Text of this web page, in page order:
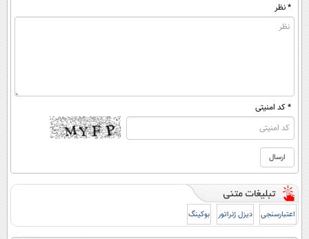
* نظر
* کد امنیتی
اعتبارسنجی دیزل ژنراتور بوکینگ